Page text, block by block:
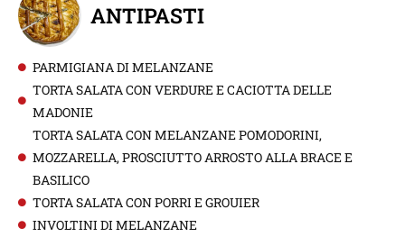
ANTIPASTI
PARMIGIANA DI MELANZANE
TORTA SALATA CON VERDURE E CACIOTTA DELLE
MADONIE
TORTA SALATA CON MELANZANE POMODORINI,
MOZZARELLA, PROSCIUTTO ARROSTO ALLA BRACE E
BASILICO
TORTA SALATA CON PORRI E GROUIER
INVOLTINI DI MELANZANE